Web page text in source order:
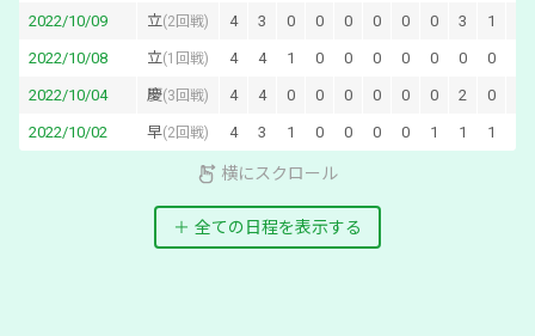
2022/10/09 立(2回戦) 4 3 0 0 0 0 0 0 3 1
2022/10/08 立(1回戦) 4 4 1 0 0 0 0 0 0 0
2022/10/04 慶(3回戦) 4 4 0 0 0 0 0 0 2 0
2022/10/02 早(2回戦) 4 3 1 0 0 0 0 1 1 1
横にスクロール
全ての日程を表示する